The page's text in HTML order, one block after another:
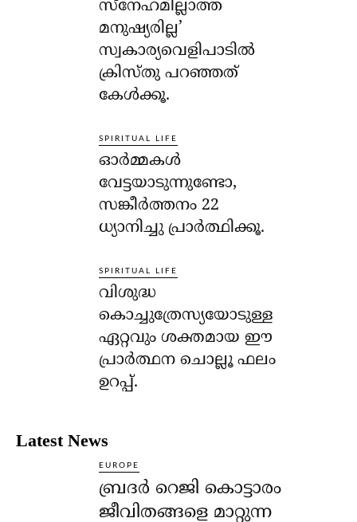
സ്‌നേഹമില്ലാത്ത
മനുഷ്യരില്ല’
സ്വകാര്യവെളിപാടില്‍
ക്രിസ്തു പറഞ്ഞത്
കേള്‍ക്കൂ.
SPIRITUAL LIFE
ഓര്‍മ്മകള്‍
വേട്ടയാടുന്നുണ്ടോ,
സങ്കീര്‍ത്തനം 22
ധ്യാനിച്ചു പ്രാര്‍ത്ഥിക്കൂ.
SPIRITUAL LIFE
വിശുദ്ധ
കൊച്ചുത്രേസ്യയോടുള്ള
ഏറ്റവും ശക്തമായ ഈ
പ്രാര്‍ത്ഥന ചൊല്ലൂ ഫലം
ഉറപ്പ്.
Latest News
EUROPE
ബ്രദർ റെജി കൊട്ടാരം
ജീവിതങ്ങളെ മാറ്റുന്ന